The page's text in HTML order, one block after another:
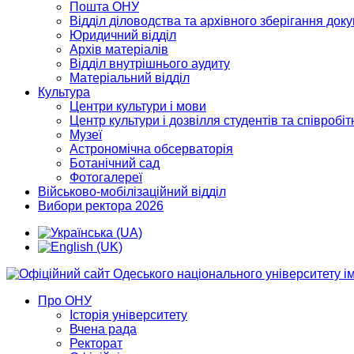
Пошта ОНУ
Відділ діловодства та архівного зберігання
Юридичний відділ
Архів матеріалів
Відділ внутрішнього аудиту
Матеріальний відділ
Культура
Центри культури і мови
Центр культури і дозвілля студентів та
Музеї
Астрономічна обсерваторія
Ботанічний сад
Фотогалереї
Військово-мобілізаційний відділ
Вибори ректора 2026
Про ОНУ
Історія університету
Вчена рада
Ректорат